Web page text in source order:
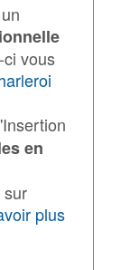
vous
en
sur
plus